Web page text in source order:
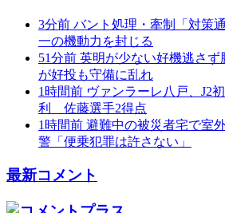
3分前 バント処理・牽制「対策
一の機動力を封じる
51分前 英明が少ない好機逃さ
が好投も守備に乱れ
1時間前 ヴァンラーレ八戸、J2
利 佐藤選手2得点
1時間前 避難中の被災者宅で室
警「便乗犯罪は許さない」
最新コメント